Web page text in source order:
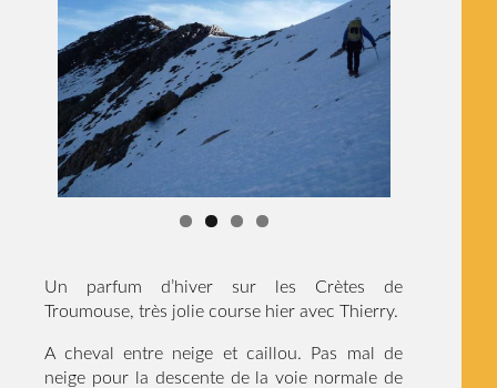
Un parfum d’hiver sur les Crètes de
Troumouse, très jolie course hier avec Thierry.
A cheval entre neige et caillou. Pas mal de
neige pour la descente de la voie normale de